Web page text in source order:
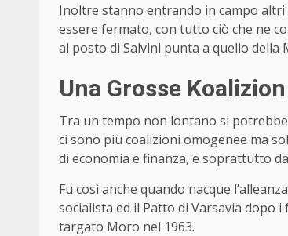
Inoltre stanno entrando in campo altri
essere fermato, con tutto ciò che ne
al posto di Salvini punta a quello della
Una Grosse
Tra un tempo non lontano si
ci sono più coalizioni omogenee ma
di economia e finanza, e soprattutto
Fu così anche quando nacque
socialista ed il Patto di Varsavia dopo
targato Moro nel 1963.